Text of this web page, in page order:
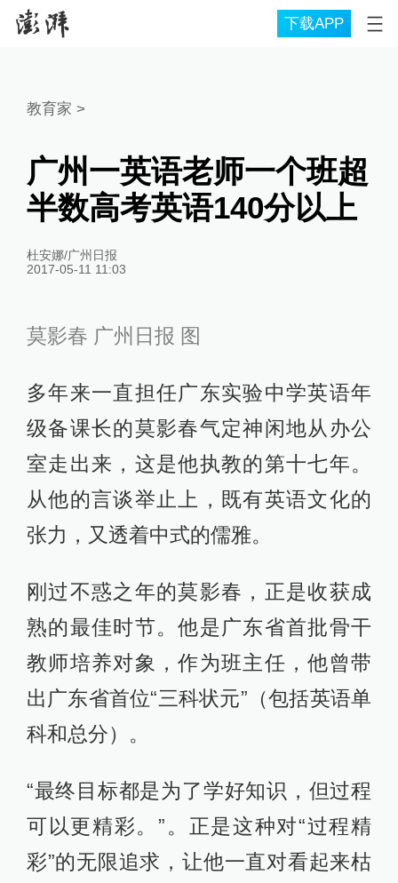
下载APP
教育家 >
广州一英语老师一个班超
半数高考英语140分以上
杜安娜/广州日报
2017-05-11 11:03
莫影春 广州日报 图
多年来一直担任广东实验中学英语年
级备课长的莫影春气定神闲地从办公
室走出来，这是他执教的第十七年。
从他的言谈举止上，既有英语文化的
张力，又透着中式的儒雅。
刚过不惑之年的莫影春，正是收获成
熟的最佳时节。他是广东省首批骨干
教师培养对象，作为班主任，他曾带
出广东省首位“三科状元”（包括英语单
科和总分）。
“最终目标都是为了学好知识，但过程
可以更精彩。”。正是这种对“过程精
彩”的无限追求，让他一直对看起来枯